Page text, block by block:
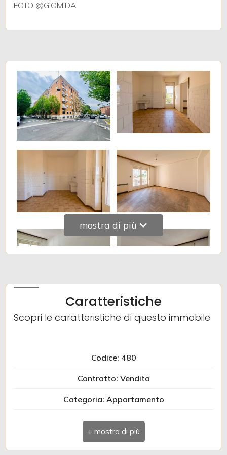
FOTO @GIOMIDA
mostra di più
Caratteristiche
Scopri le caratteristiche di questo immobile
Codice: 480
Contratto: Vendita
Categoria: Appartamento
Indirizzo: VIA MANZONI
Comune: Gorizia
Balcone/Terrazzo
Ascensore
Arredato
Nuova costruzione
Lusso